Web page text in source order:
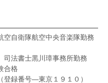
自衛隊航空中央音楽隊勤務
法書士黒川璋事務所勤務
合格
録番号―東京１９１０）